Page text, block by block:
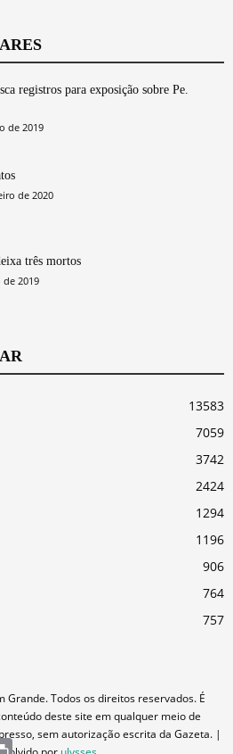
registros para exposição sobre Pe.
de 2019
de 2020
três mortos
2019
13583
7059
3742
2424
1294
1196
906
764
757
Grande. Todos os direitos reservados. É
deste site em qualquer meio de
sem autorização escrita da Gazeta. |
Print